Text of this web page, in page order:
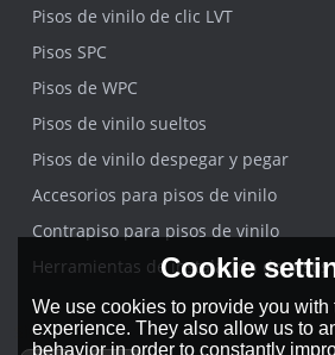
Pisos de vinilo de clic LVT
Pisos SPC
Pisos de WPC
Pisos de vinilo sueltos
Pisos de vinilo despegar y pegar
Accesorios para pisos de vinilo
Contrapiso para pisos de vinilo
Herramientas de instalación de pisos
Síganos
Cookie
We use cookies to provide you
experience. They also allow us to
behavior in order to constantly